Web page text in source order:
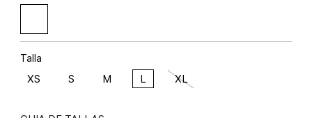
Talla
XS S M L XL